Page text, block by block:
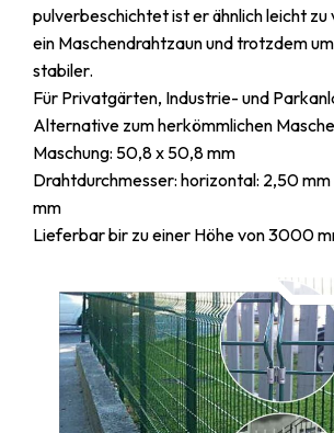
pulverbeschichtet ist er ähnlich leicht
ein Maschendrahtzaun und trotzdem
stabiler.
Für Privatgärten, Industrie- und
Alternative zum herkömmlichen
Maschung: 50,8 x 50,8 mm
Drahtdurchmesser: horizontal: 2,50
mm
Lieferbar bir zu einer Höhe von 3000